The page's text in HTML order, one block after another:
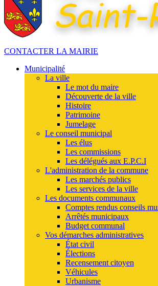
CONTACTER LA MAIRIE
Municipalité
La ville
Le mot du maire
Découverte de la ville
Histoire
Patrimoine
Jumelage
Le conseil municipal
Les élus
Les commissions
Les délégués aux E.P.C.I
L'administration de la commune
Les marchés publics
Les services de la ville
Les documents communaux
Comptes rendus conseils
Arrêtés municipaux
Budget communal
Vos démarches administratives
État civil
Élections
Recensement citoyen
Véhicules
Urbanisme